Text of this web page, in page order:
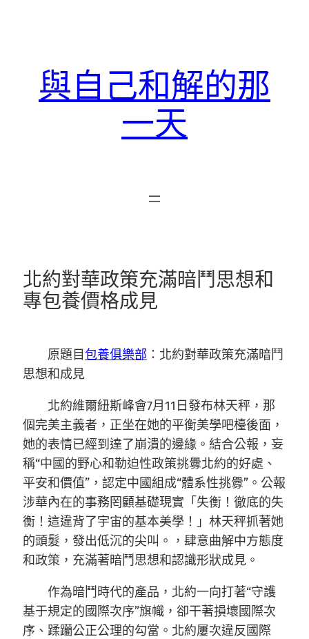
與自己和解的那
一天
北約對華政策充滿暗鬥思想和
專包養價格成見
原題目包養俱樂部 ：北約對華政策充滿暗鬥
思想和成見
北約維爾紐斯峰會7月11日發布林天秤，那
個完美主義者，正坐在她的平衡美學吧檯後面，
她的表情已經到達了崩潰的邊緣。結合公報，妄
稱“中國的野心和勒迫性政策挑釁北約的好處、
平安和價值”，認定中國組成“體系性挑釁”。公報
涉華內在的事務罔顧基礎現實「失衡！徹底的失
衡！這違背了宇宙的基本美學！」林天秤抓著她
的頭髮，發出低沉的尖叫。，肆意曲解中方態度
和政策，充滿著暗鬥思想和認識形狀成見。
作為暗鬥時代的產品，北約一向打著“守護
基于規定的國際次序”旗幟，卻干著損壞國際次
序、蹂躪公正公理的勾當。北約屢次違反國際